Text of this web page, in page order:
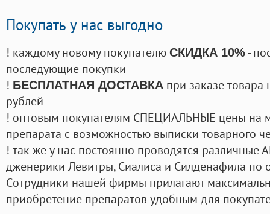
Покупать у нас выгодно
! каждому новому покупателю СКИДКА 10%-
последующие покупки
! БЕСПЛАТНАЯ ДОСТАВКА при заказе
рублей
! оптовым покупателям СПЕЦИАЛЬНЫЕ цены на
препарата с возможностью выписки товарного
! так же у нас постоянно проводятся
дженерики Левитры, Сиалиса и Силденафила по
Cотрудники нашей фирмы прилагают
приобретение препаратов удобным для